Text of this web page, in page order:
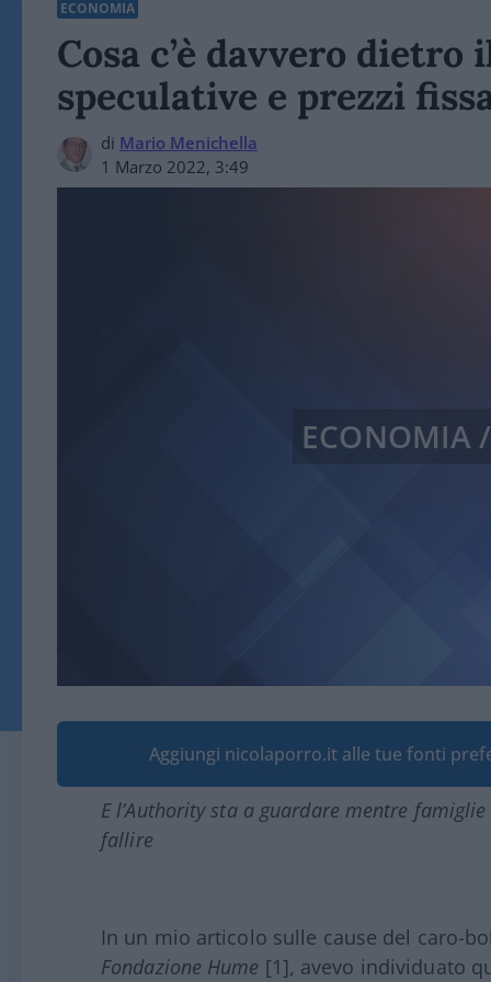
ECONOMIA
Cosa c’è davvero
speculative e prezzi
di Mario Menichella
1 Marzo 2022, 3:49
ECONOMIA
Aggiungi nicolaporro.it alle tue fonti
E l’Authority sta a guardare mentre
fallire
In un mio articolo sulle cause del caro-
Fondazione Hume [1], avevo individuato